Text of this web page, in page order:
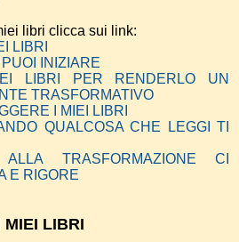
libri clicca sui link:
LIBRI
INIZIARE
LIBRI PER RENDERLO UN
TRASFORMATIVO
I MIEI LIBRI
QUALCOSA CHE LEGGI TI
TRASFORMAZIONE CI
E RIGORE
MIEI LIBRI